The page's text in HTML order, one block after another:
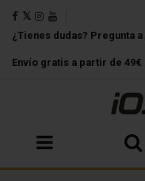
¿Tienes dudas? Pregunta
Envío gratis a partir de 49€